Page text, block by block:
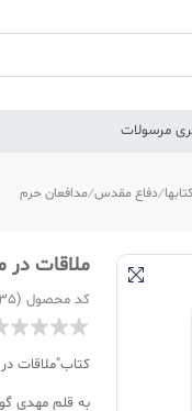
مرسولات
کتابها دفاع مقدس مدافعان حرم
ملاقات در
کد محصول (448835)
کتاب"ملاقات
به قلم مهدی